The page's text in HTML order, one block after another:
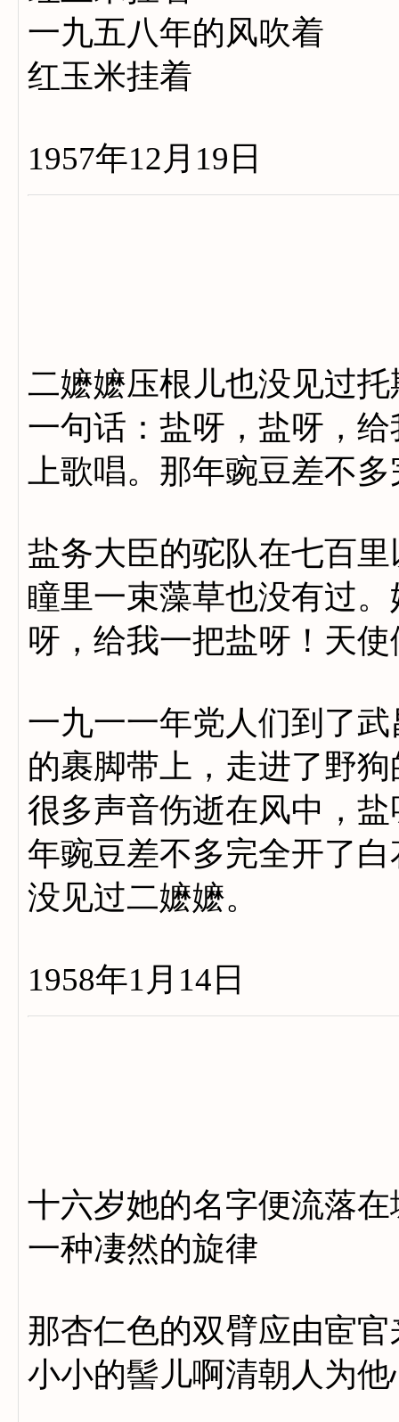
一九五八年的风吹着
红玉米挂着
1957年12月19日
二嬷嬷压根儿也没见过
一句话：盐呀，盐呀，
上歌唱。那年豌豆差不
盐务大臣的驼队在七百
瞳里一束藻草也没有过
呀，给我一把盐呀！天
一九一一年党人们到了
的裹脚带上，走进了野
很多声音伤逝在风中，
年豌豆差不多完全开了
没见过二嬷嬷。
1958年1月14日
十六岁她的名字便流落在
一种凄然的旋律
那杏仁色的双臂应由宦
小小的髻儿啊清朝人为他